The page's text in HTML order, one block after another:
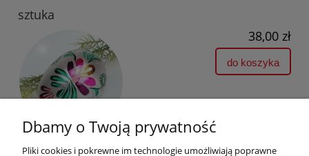
sztuka
38,00 zł
do koszyka
Dbamy o Twoją prywatność
Pliki cookies i pokrewne im technologie umożliwiają poprawne